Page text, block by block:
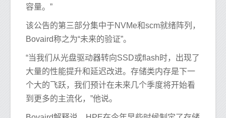
容量。”
该公告的第三部分集中于NVMe和scm就绪阵列，
Bovaird称之为“未来的验证”。
“当我们从光盘驱动器转向SSD或flash时，出现了
大量的性能提升和延迟改进。存储类内存是下一
个大的飞跃，我们预计在未来几个季度将开始看
到更多的主流化，”他说。